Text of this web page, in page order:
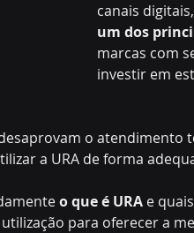
canais
um dos
marcas com
investir em
o atendimento
a URA de forma
o que é URA e
para oferecer a